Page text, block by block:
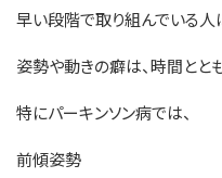
早い段階で取り組んでいる
姿勢や動きの癖は、時間とと
特にパーキンソン病では、
前傾姿勢